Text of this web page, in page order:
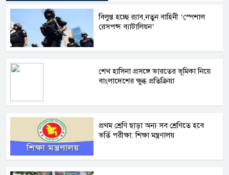
বিলুপ্ত হচ্ছে র‍্যাব,নতুন বাহিনী ‘স্পেশাল
রেসপন্স ব্যাটালিয়ন’
শেখ হাসিনা প্রসঙ্গে ভারতের ভূমিকা নিয়ে
বাংলাদেশের ক্ষুব্ধ প্রতিক্রিয়া
প্রথম শ্রেণি ছাড়া অন্য সব শ্রেণিতে হবে
ভর্তি পরীক্ষা: শিক্ষা মন্ত্রণালয়